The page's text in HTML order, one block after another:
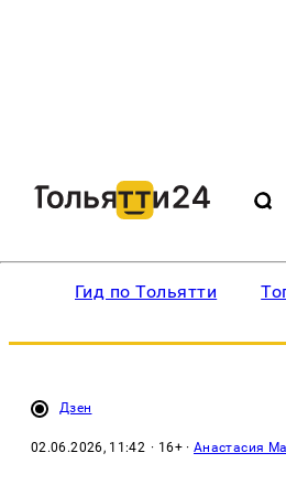
Гид по Тольятти
Дзен
02.06.2026, 11:42 · 16+ ·Анастасия